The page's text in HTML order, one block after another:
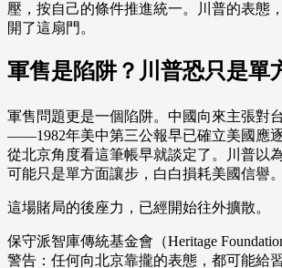
壓，按自己的條件推進統一。川普的表態
開了這扇門。
軍售是陷阱？川普恐只是單
軍售問題更是一個陷阱。中國向來主張對
——1982年美中第三公報早已確立美國應
從北京角度看這筆帳早就談定了。川普以
可能只是單方面讓步，白白損耗美國信譽。
這場賭局的後座力，已經開始往外擴散。
保守派智庫傳統基金會（Heritage
警告：任何向北京靠攏的表態，都可能給